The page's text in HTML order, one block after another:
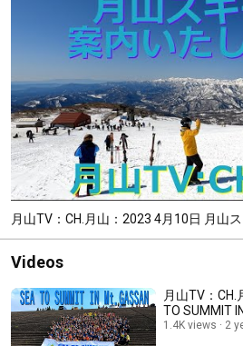
月山TV：CH.月山：2023 4月10日 月山
Videos
月山TV：CH.
TO SUMMIT
1.4K views 2